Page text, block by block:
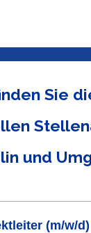
Sie
und
(m/w/d)